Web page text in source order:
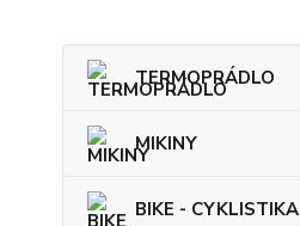
TERMOPRÁDLO
MIKINY
BIKE - CYKLISTIKA